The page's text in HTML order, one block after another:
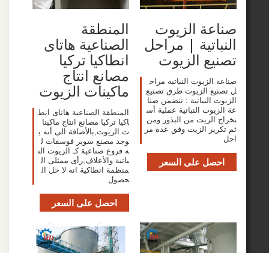
الزيوت
| مراحل
الزيوت
النباتية مراح
الزيوت طرق تصنيع
النباتية : تتضمن صنا
النباتية عملية أس
من البذور ومن
الزيت وفق عدة مر
على السعر
المنطقة
الصناعية هاتاى
انطاكيا تركيا
مصانع انتاج
ماكينات الزيوت
المنطقة الصناعية هاتاى انط
اكيا تركيا مصانع انتاج ماكينا
ت الزيوت,بالأضافة الى أنه ي
وجد مصنع سوبر فوسفات ل
ه فروع صناعية كـ الزيوت الن
باتية والأعلاف,رأى ممثلى ال
منظمة انطاكية انه لا حل ال
احصل على السعر